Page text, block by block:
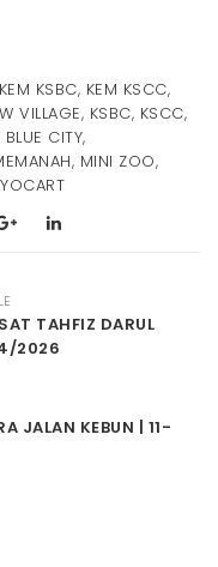
KEM KSBC, KEM KSCC,
VILLAGE, KSBC, KSCC,
CITY,
, MINI ZOO,
TAHFIZ DARUL
2026
JALAN KEBUN | 11-